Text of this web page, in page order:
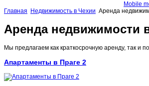
Mobile
Главная
Недвижимость в Чехии Аренда
Аренда недвижимости
Мы предлагаем как краткосрочную аренду, так и
Апартаменты в Праге 2